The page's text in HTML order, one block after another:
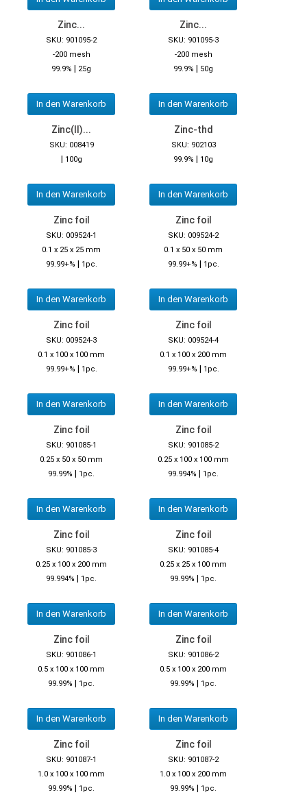
Zinc...
SKU: 901095-2
-200 mesh
99.9% | 25g
In den Warenkorb
Zinc...
SKU: 901095-3
-200 mesh
99.9% | 50g
In den Warenkorb
Zinc(II)...
SKU: 008419
| 100g
In den Warenkorb
Zinc-thd
SKU: 902103
99.9% | 10g
In den Warenkorb
Zinc foil
SKU: 009524-1
0.1 x 25 x 25 mm
99.99+% | 1pc.
In den Warenkorb
Zinc foil
SKU: 009524-2
0.1 x 50 x 50 mm
99.99+% | 1pc.
In den Warenkorb
Zinc foil
SKU: 009524-3
0.1 x 100 x 100 mm
99.99+% | 1pc.
In den Warenkorb
Zinc foil
SKU: 009524-4
0.1 x 100 x 200 mm
99.99+% | 1pc.
In den Warenkorb
Zinc foil
SKU: 901085-1
0.25 x 50 x 50 mm
99.99% | 1pc.
In den Warenkorb
Zinc foil
SKU: 901085-2
0.25 x 100 x 100 mm
99.994% | 1pc.
In den Warenkorb
Zinc foil
SKU: 901085-3
0.25 x 100 x 200 mm
99.994% | 1pc.
In den Warenkorb
Zinc foil
SKU: 901085-4
0.25 x 25 x 100 mm
99.99% | 1pc.
In den Warenkorb
Zinc foil
SKU: 901086-1
0.5 x 100 x 100 mm
99.99% | 1pc.
In den Warenkorb
Zinc foil
SKU: 901086-2
0.5 x 100 x 200 mm
99.99% | 1pc.
In den Warenkorb
Zinc foil
SKU: 901087-1
1.0 x 100 x 100 mm
99.99% | 1pc.
Zinc foil
SKU: 901087-2
1.0 x 100 x 200 mm
99.99% | 1pc.